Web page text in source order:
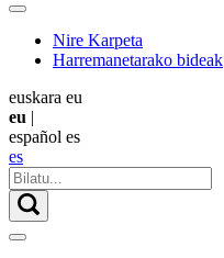
Nire Karpeta
Harremanetarako bideak
euskara eu
eu |
español es
es